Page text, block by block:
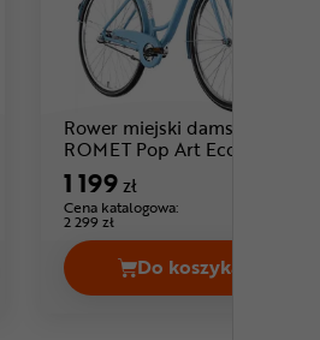
CX500 Cena 1199,00 zł
Rower miejski damski
ROMET Pop Art Eco 28
1 199zł
Cena katalogowa:
2 299 zł
Do koszyka
Rower miejski